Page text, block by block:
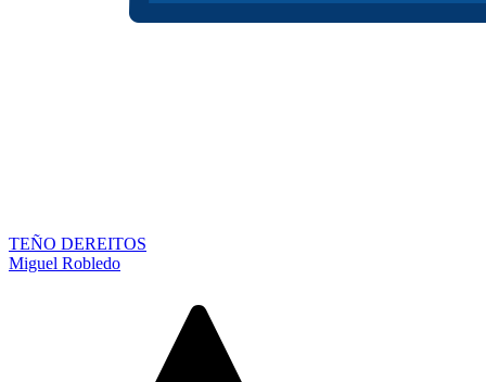
TEÑO DEREITOS
Miguel Robledo